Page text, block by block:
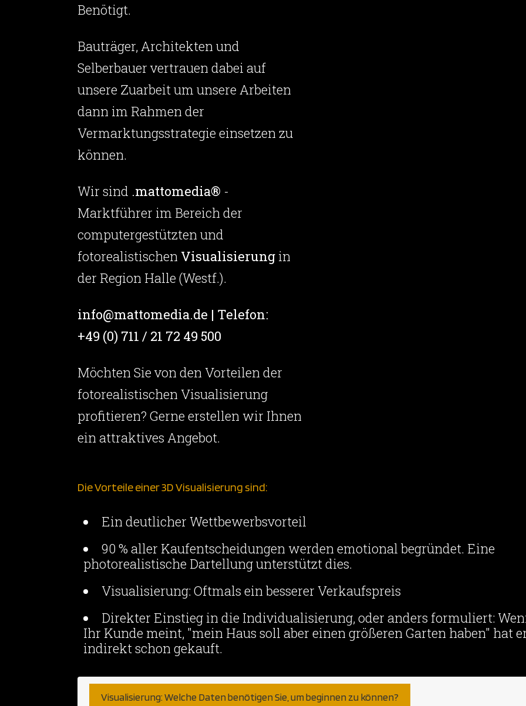
Benötigt.
Bauträger, Architekten und
Selberbauer vertrauen dabei auf
unsere Zuarbeit um unsere Arbeiten
dann im Rahmen der
Vermarktungsstrategie einsetzen zu
können.
Wir sind .mattomedia® -
Marktführer im Bereich der
computergestützten und
fotorealistischen Visualisierung in
der Region Halle (Westf.).
info@mattomedia.de | Telefon:
+49 (0) 711 / 21 72 49 500
Möchten Sie von den Vorteilen der
fotorealistischen Visualisierung
profitieren? Gerne erstellen wir Ihnen
ein attraktives Angebot.
Die Vorteile einer 3D Visualisierung sind:
Ein deutlicher Wettbewerbsvorteil
90 % aller Kaufentscheidungen werden emotional begründet. Eine
photorealistische Dartellung unterstützt dies.
Visualisierung: Oftmals ein besserer Verkaufspreis
Direkter Einstieg in die Individualisierung, oder anders formuliert:
Ihr Kunde meint, "mein Haus soll aber einen größeren Garten haben" hat
indirekt schon gekauft.
Visualisierung: Welche Daten benötigen Sie, um beginnen zu können?